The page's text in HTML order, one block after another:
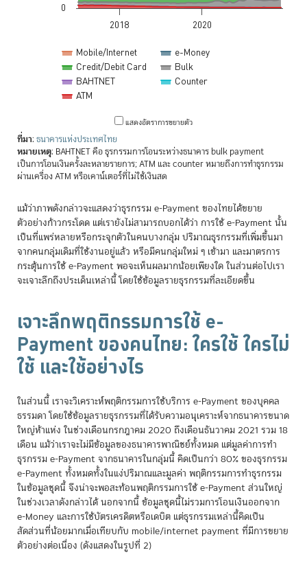
Mobile/Internet
e-Money
Credit/Debit Card
Bulk
BAHTNET
Counter
ATM
2018 2020
0
End of interactive chart. แสดงอัตราการขยายตัว
ที่มา: ธนาคารแห่งประเทศไทย
หมายเหตุ: BAHTNET คือ ธุรกรรมการโอนระหว่างธนาคาร bulk payment
เป็นการโอนเงินครั้งละหลายรายการ; ATM และ counter หมายถึงการทำธุรกรรม
ผ่านเครื่อง ATM หรือเคาน์เตอร์ที่ไม่ใช้เงินสด
แม้ว่าภาพดังกล่าวจะแสดงว่าธุรกรรม e-Payment ของไทยได้ขยาย
ตัวอย่างก้าวกระโดด แต่เรายังไม่สามารถบอกได้ว่า การใช้ e-Payment นั้น
เป็นที่แพร่หลายหรือกระจุกตัวในคนบางกลุ่ม ปริมาณธุรกรรมที่เพิ่มขึ้นมา
จากคนกลุ่มเดิมที่ใช้งานอยู่แล้ว หรือมีคนกลุ่มใหม่ ๆ เข้ามา และมาตรการ
กระตุ้นการใช้ e-Payment พอจะเห็นผลมากน้อยเพียงใด ในส่วนต่อไปเรา
จะเจาะลึกถึงประเด็นเหล่านี้ โดยใช้ข้อมูลรายธุรกรรมที่ละเอียดขึ้น
เจาะลึกพฤติกรรมการใช้ e-
Payment ของคนไทย: ใครใช้ ใครไม่
ใช้ และใช้อย่างไร
ในส่วนนี้ เราจะวิเคราะห์พฤติกรรมการใช้บริการ e-Payment ของบุคคล
ธรรมดา โดยใช้ข้อมูลรายธุรกรรมที่ได้รับความอนุเคราะห์จากธนาคารขนาด
ใหญ่ห้าแห่ง ในช่วงเดือนกรกฎาคม 2020 ถึงเดือนธันวาคม 2021 รวม 18
เดือน แม้ว่าเราจะไม่มีข้อมูลของธนาคารพาณิชย์ทั้งหมด แต่มูลค่าการทำ
ธุรกรรม e-Payment จากธนาคารในกลุ่มนี้ คิดเป็นกว่า 80% ของธุรกรรม
e-Payment ทั้งหมดทั้งในแง่ปริมาณและมูลค่า พฤติกรรมการทำธุรกรรม
ในข้อมูลชุดนี้ จึงน่าจะพอสะท้อนพฤติกรรมการใช้ e-Payment ส่วนใหญ่
ในช่วงเวลาดังกล่าวได้ นอกจากนี้ ข้อมูลชุดนี้ไม่รวมการโอนเงินออกจาก
e-Money และการใช้บัตรเครดิตหรือเดบิต แต่ธุรกรรมเหล่านี้คิดเป็น
สัดส่วนที่น้อยมากเมื่อเทียบกับ mobile/internet payment ที่มีการขยาย
ตัวอย่างต่อเนื่อง (ดังแสดงในรูปที่ 2)